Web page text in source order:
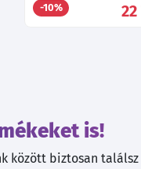
-10% 22
is!
között biztosan